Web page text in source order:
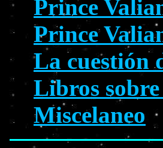
Prince
Prince
La cuestión
Libros
Miscelaneo